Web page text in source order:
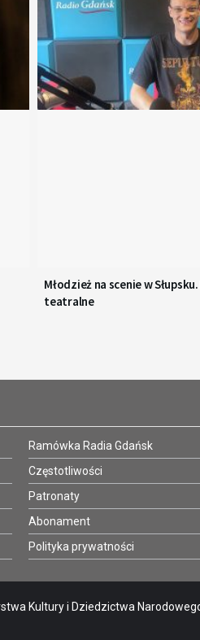
Młodzież na scenie w
teatralne
Ramówka Radia Gdańsk
Częstotliwości
Patronaty
Abonament
Polityka prywatności
Kultury i Dziedzictwa